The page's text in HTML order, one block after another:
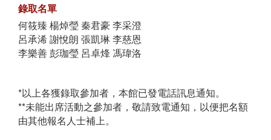
錄取名單
何筱臻 楊焯瑩 秦君豪 李采澄
呂承浠 謝悅朗 張凱琳 李慈恩
李樂善 彭珈瑩 呂卓烽 馮瑋洛
*以上各獲錄取參加者，本館已發電話訊息通知。
**未能出席活動之參加者，敬請致電通知，以便把名額
由其他報名人士補上。